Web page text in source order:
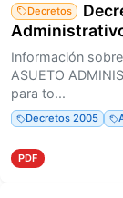
Decretos
Información
ASUETO
para to...
Decretos 2005
PDF